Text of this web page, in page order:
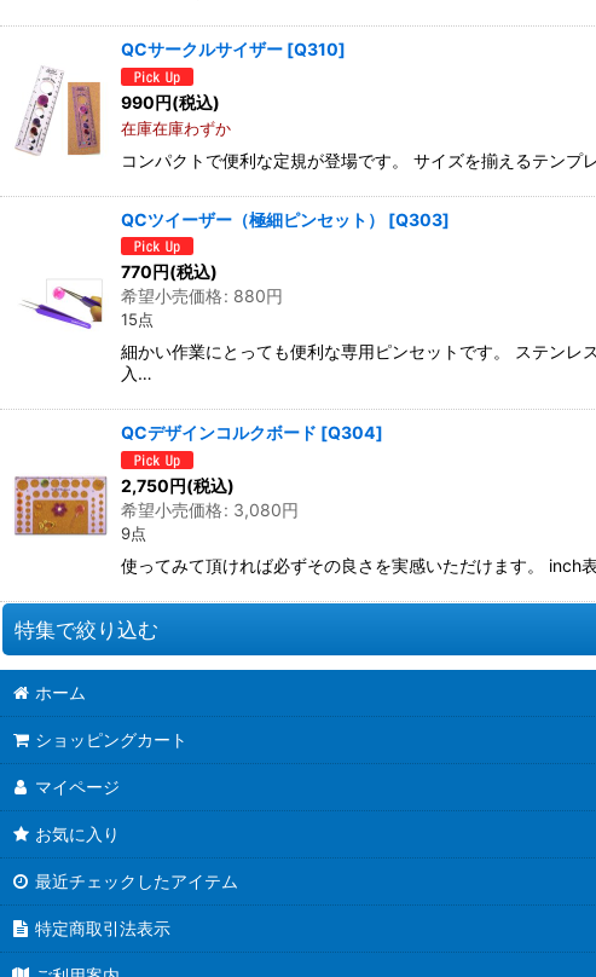
QCサークルサイザー [Q310]
990円(税込)
在庫在庫わずか
コンパクトで便利な定規が登場です。 サイズを揃えるテン
QCツイーザー（極細ピンセット） [Q303]
770円(税込)
希望小売価格: 880円
15点
細かい作業にとっても便利な専用ピンセットです。 ステン
入…
QCデザインコルクボード [Q304]
2,750円(税込)
希望小売価格: 3,080円
9点
使ってみて頂ければ必ずその良さを実感いただけます。
特集で絞り込む
お道具類
クイリングキット
ペーパー類
●ウエディング●
★クリスマス特集★
ホーム
ショッピングカート
マイページ
お気に入り
最近チェックしたアイテム
特定商取引法表示